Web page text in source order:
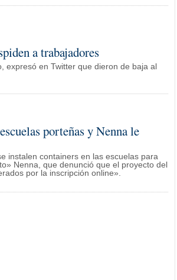
a trabajadores
expresó en Twitter que dieron de baja al
porteñas y Nenna le
instalen containers en las escuelas para
Nenna, que denunció que el proyecto del
por la inscripción online».